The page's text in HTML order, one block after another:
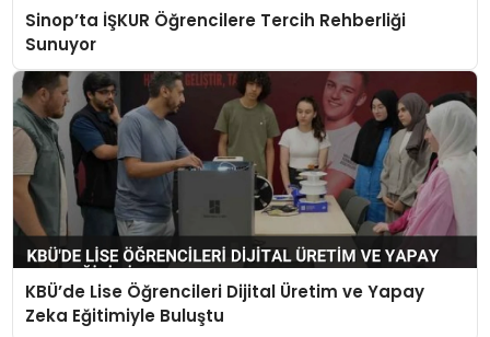
Sinop’ta İŞKUR Öğrencilere Tercih Rehberliği
Sunuyor
KBÜ’de Lise Öğrencileri Dijital Üretim ve Yapay
Zeka Eğitimiyle Buluştu